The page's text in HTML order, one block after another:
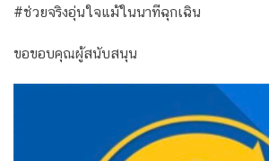
#ช่วยจริงอุ่นใจแม้ในนาทีฉุกเฉิน
ขอขอบคุณผู้สนับสนุน